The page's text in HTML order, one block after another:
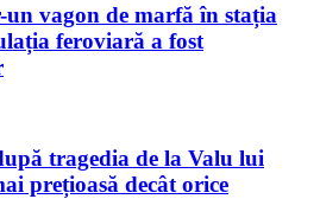
vagon de marfă în stația
feroviară a fost
tragedia de la Valu lui
prețioasă decât orice